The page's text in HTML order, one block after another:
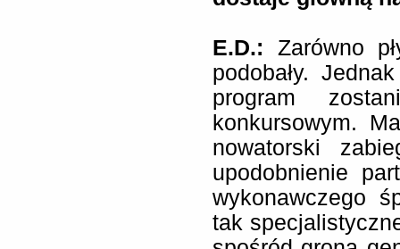
E.D.: Zarówno
podobały.
program
konkursowym.
nowatorski
upodobnienie
wykonawczego
tak